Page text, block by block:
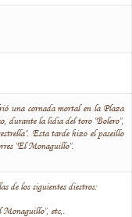
una cornada mortal en la Plaza
durante la lidia del toro "Bolero",
Esta tarde hizo el paseillo
"El Monaguillo".
de los siguientes diestros:
etc,.